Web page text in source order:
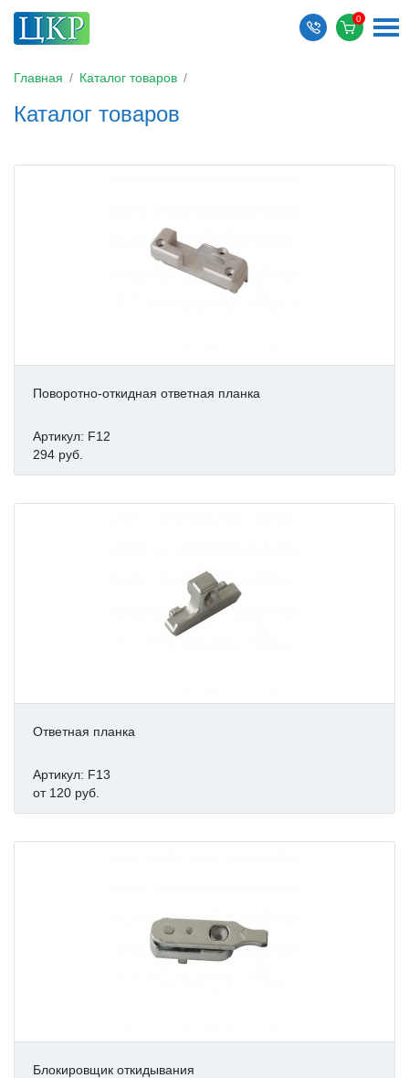
Главная / Каталог товаров /
Каталог товаров
Поворотно-откидная ответная планка
Артикул: F12
294 руб.
Ответная планка
Артикул: F13
от 120 руб.
Блокировщик откидывания